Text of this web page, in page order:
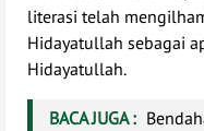
literasi telah
Hidayatullah sebagai
Hidayatullah.
BACA JUGA :